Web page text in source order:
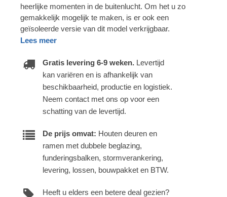
heerlijke momenten in de buitenlucht. Om het u zo
gemakkelijk mogelijk te maken, is er ook een
geïsoleerde versie van dit model verkrijgbaar.
Lees meer
Gratis levering 6-9 weken. Levertijd
kan variëren en is afhankelijk van
beschikbaarheid, productie en logistiek.
Neem contact met ons op voor een
schatting van de levertijd.
De prijs omvat: Houten deuren en
ramen met dubbele beglazing,
funderingsbalken, stormverankering,
levering, lossen, bouwpakket en BTW.
Heeft u elders een betere deal gezien?